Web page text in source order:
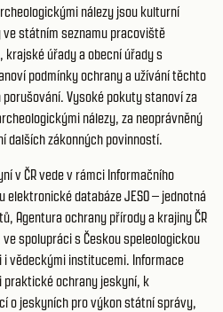
nálezy jsou kulturní
ve státním seznamu pracoviště
krajské úřady a obecní úřady s
podmínky ochrany a užívání těchto
Vysoké pokuty stanoví za
nálezy, za neoprávněný
dalších zákonných povinností.
v ČR vede v rámci Informačního
databáze JESO – jednotná
Agentura ochrany přírody a krajiny ČR
spolupráci s Českou speleologickou
vědeckými institucemi. Informace
praktické ochrany jeskyní, k
o jeskyních pro výkon státní správy,